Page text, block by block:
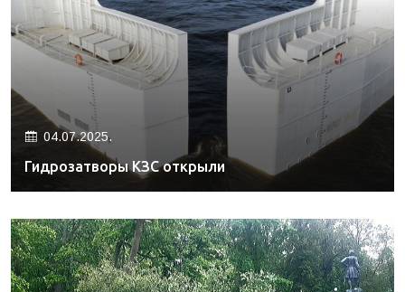
04.07.2025.
Гидрозатворы КЗС открыли